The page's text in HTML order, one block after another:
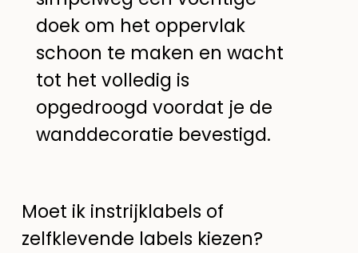
doek om het oppervlak
schoon te maken en wacht
tot het volledig is
opgedroogd voordat je de
wanddecoratie bevestigd.
Moet ik instrijklabels of
zelfklevende labels kiezen?